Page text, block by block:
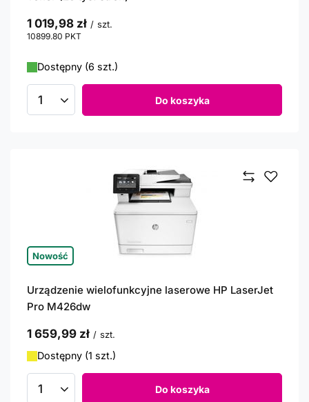
1 019,98 zł / szt.
10899.80 PKT
Dostępny (6 szt.)
Ilość produktów Do koszyka
Nowość
Urządzenie wielofunkcyjne laserowe HP LaserJet
Pro M426dw
1 659,99 zł / szt.
Dostępny (1 szt.)
Ilość produktów Do koszyka